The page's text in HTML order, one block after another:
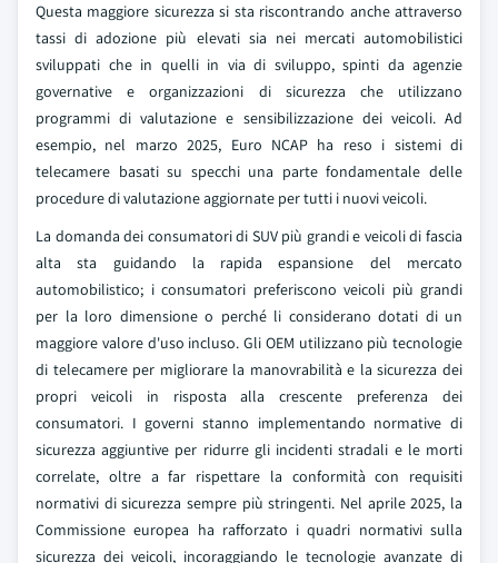
Questa maggiore sicurezza si sta riscontrando anche attraverso
tassi di adozione più elevati sia nei mercati automobilistici
sviluppati che in quelli in via di sviluppo, spinti da agenzie
governative e organizzazioni di sicurezza che utilizzano
programmi di valutazione e sensibilizzazione dei veicoli. Ad
esempio, nel marzo 2025, Euro NCAP ha reso i sistemi di
telecamere basati su specchi una parte fondamentale delle
procedure di valutazione aggiornate per tutti i nuovi veicoli.
La domanda dei consumatori di SUV più grandi e veicoli di fascia
alta sta guidando la rapida espansione del mercato
automobilistico; i consumatori preferiscono veicoli più grandi
per la loro dimensione o perché li considerano dotati di un
maggiore valore d'uso incluso. Gli OEM utilizzano più tecnologie
di telecamere per migliorare la manovrabilità e la sicurezza dei
propri veicoli in risposta alla crescente preferenza dei
consumatori. I governi stanno implementando normative di
sicurezza aggiuntive per ridurre gli incidenti stradali e le morti
correlate, oltre a far rispettare la conformità con requisiti
normativi di sicurezza sempre più stringenti. Nel aprile 2025, la
Commissione europea ha rafforzato i quadri normativi sulla
sicurezza dei veicoli, incoraggiando le tecnologie avanzate di